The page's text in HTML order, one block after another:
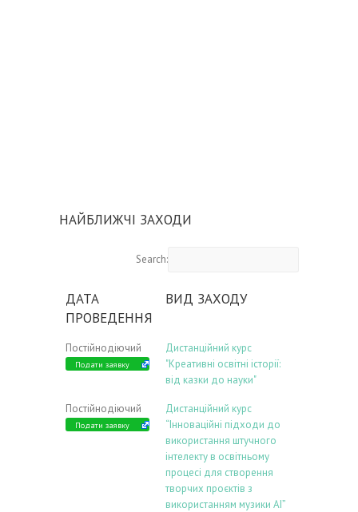
НАЙБЛИЖЧІ ЗАХОДИ
Search:
ДАТА
ПРОВЕДЕННЯ
ВИД ЗАХОДУ
Постійнодіючий
Подати заявку
Дистанційний курс
"Креативні освітні історії:
від казки до науки"
Постійнодіючий
Подати заявку
Дистанційний курс
“Інноваційні підходи до
використання штучного
інтелекту в освітньому
процесі для створення
творчих проєктів з
використанням музики АІ”